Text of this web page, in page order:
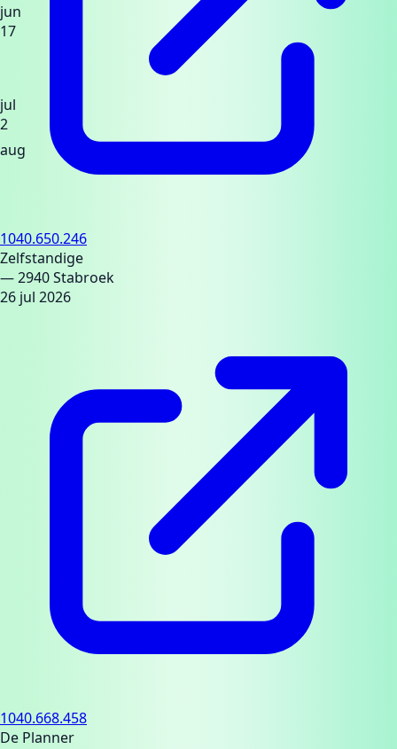
jun
17
jul
2
aug
1040.650.246
Zelfstandige
— 2940 Stabroek
26 jul 2026
1040.668.458
De Planner